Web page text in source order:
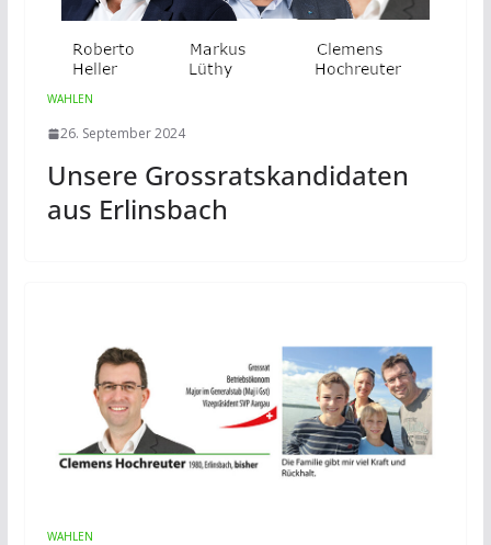
WAHLEN
26. September 2024
Unsere Grossratskandidaten
aus Erlinsbach
WAHLEN